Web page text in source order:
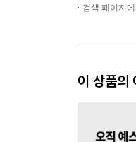
검색 페이지
이 상품의